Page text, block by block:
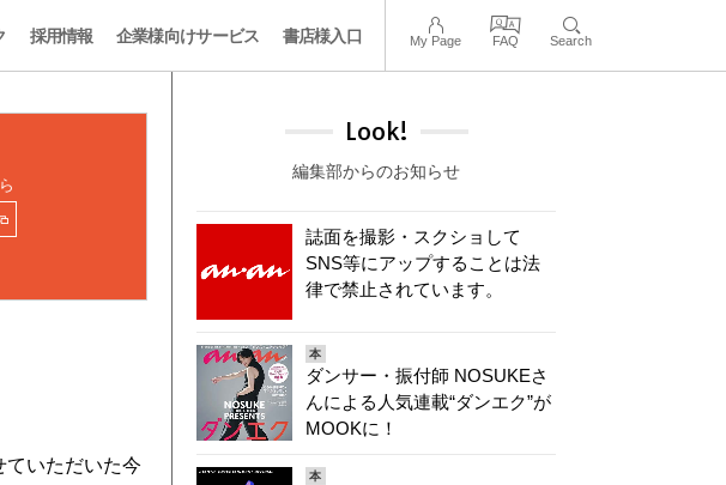
採用情報 企業様向けサービス 書店様入口 My Page FAQ Search
ていただいた今
Look!
編集部からのお知らせ
誌面を撮影・スクショして
SNS等にアップすることは法
律で禁止されています。
本
ダンサー・振付師 NOSUKEさ
んによる人気連載“ダンエク”が
MOOKに！
本